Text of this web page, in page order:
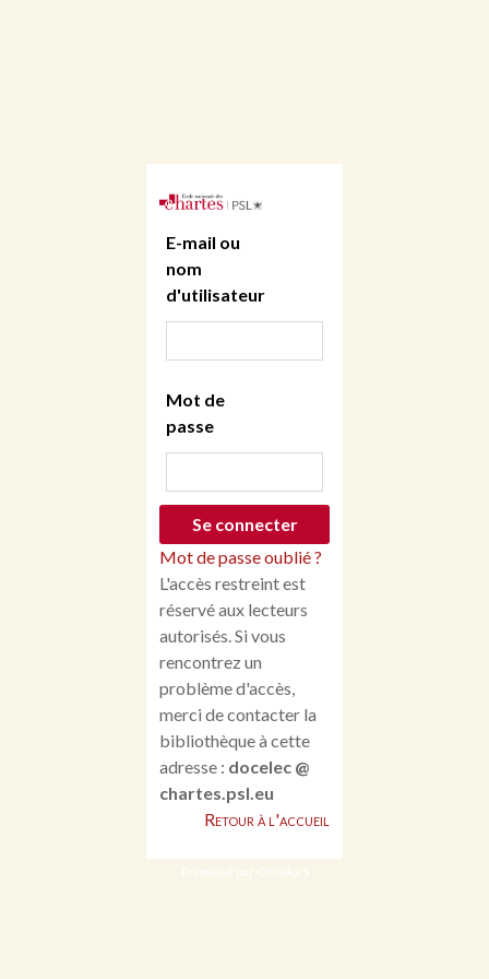
E-mail ou
nom
d'utilisateur
Mot de
passe
Mot de passe oublié ?
L'accès restreint est
réservé aux lecteurs
autorisés. Si vous
rencontrez un
problème d'accès,
merci de contacter la
bibliothèque à cette
adresse : docelec @
chartes.psl.eu
Retour à l'accueil
Propulsé par Omeka S